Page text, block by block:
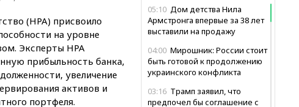
05:10 Дом детства Нила
Армстронга впервые за 38 лет
выставили на продажу
04:00 Мирошник: России стоит
быть готовой к продолжению
украинского конфликта
03:16 Трамп заявил, что
предпочел бы соглашение с
(НРА) присвоило
на уровне
Эксперты НРА
прибыльность банка,
увеличение
активов и
портфеля.